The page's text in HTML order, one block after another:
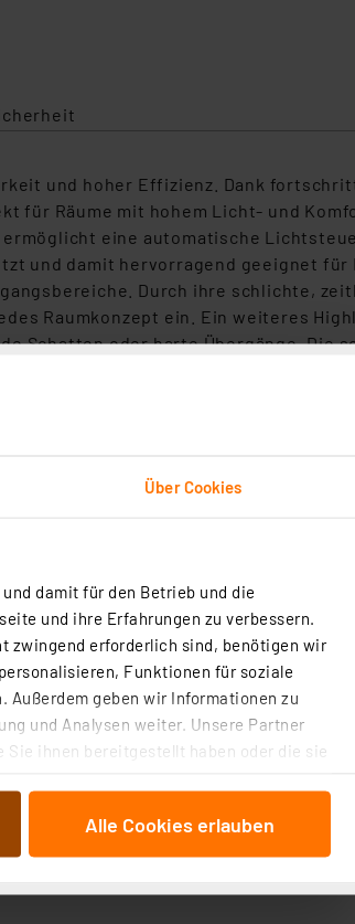
Über Cookies
damit für den Betrieb und die
und ihre Erfahrungen zu verbessern.
zwingend erforderlich sind, benötigen wir
Funktionen für soziale
Außerdem geben wir Informationen zu
und Analysen weiter. Unsere Partner
ihnen bereitgestellt haben oder die sie
Verarbeitungszwecke (Art. 6
und Anbieter ist durch Klick auf den
dem Link „Cookie Einstellungen“
Alle Cookies erlauben
und hoher Effizienz. Dank
für Räume mit hohem Licht- und
eine automatische
und damit hervorragend geeignet für
Durch ihre schlichte,
Raumkonzept ein. Ein weiteres
Schatten oder harte Übergänge. Die
erleichtert.